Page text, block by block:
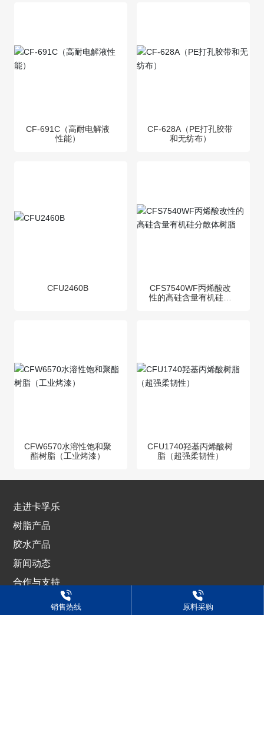
CF-691C（高耐电解液
性能）
CF-628A（PE打孔胶带
和无纺布）
CFU2460B
CFS7540WF丙烯酸改
性的高硅含量有机硅分
CFW6570水溶性饱和聚
酯树脂（工业烤漆）
CFU1740羟基丙烯酸树
脂（超强柔韧性）
走进卡孚乐
树脂产品
胶水产品
新闻动态
合作与支持
销售热线 原料采购